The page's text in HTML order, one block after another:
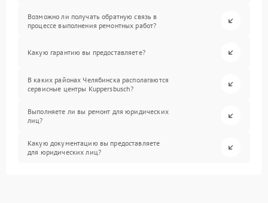
Возможно ли получать обратную связь в
процессе выполнения ремонтных работ?
Какую гарантию вы предоставляете?
В каких районах Челябинска располагаются
сервисные центры Kuppersbusch?
Выполняете ли вы ремонт для юридических
лиц?
Какую документацию вы предоставляете
для юридических лиц?